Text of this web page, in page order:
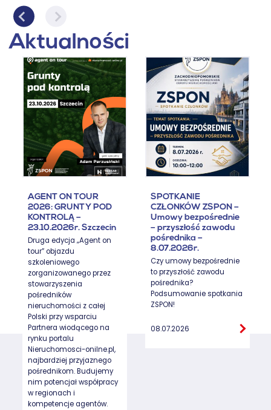
Aktualności
AGENT ON TOUR
2026: GRUNTY POD
KONTROLĄ –
23.10.2026r. Szczecin
Druga edycja „Agent on
tour” objazdu
szkoleniowego
zorganizowanego przez
stowarzyszenia
pośredników
nieruchomości z całej
Polski przy wsparciu
Partnera wiodącego na
rynku portalu
Nieruchomosci-onilne.pl,
najbardziej przyjaznego
pośrednikom. Budujemy
nim potencjał współpracy
w regionach i
kompetencje agentów.
SPOTKANIE
CZŁONKÓW ZSPON –
Umowy bezpośrednie
– przyszłość zawodu
pośrednika –
8.07.2026r.
Czy umowy bezpośrednie
to przyszłość zawodu
pośrednika?
Podsumowanie spotkania
ZSPON!
08.07.2026